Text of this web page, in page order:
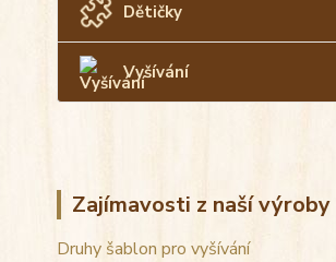
Dětičky
Vyšívání
Zajímavosti z naší výroby
Druhy šablon pro vyšívání